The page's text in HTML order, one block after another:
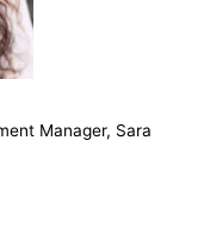
Manager, Sara